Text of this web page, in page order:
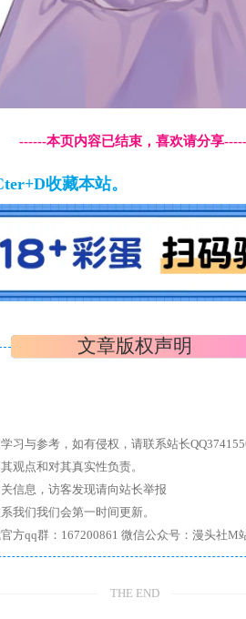
------本页内容已结束，喜欢请分享
收藏本站。
文章版权声明
与参考，如有侵权，请联系站长
观点和对其真实性负责。
信息，访客发现请向站长举报
我们我们会第一时间更新。
7、带你进入绅士内部，畅所欲言，释放最真实的自我官方qq群：167200861 微信公众号：漫头
THE END